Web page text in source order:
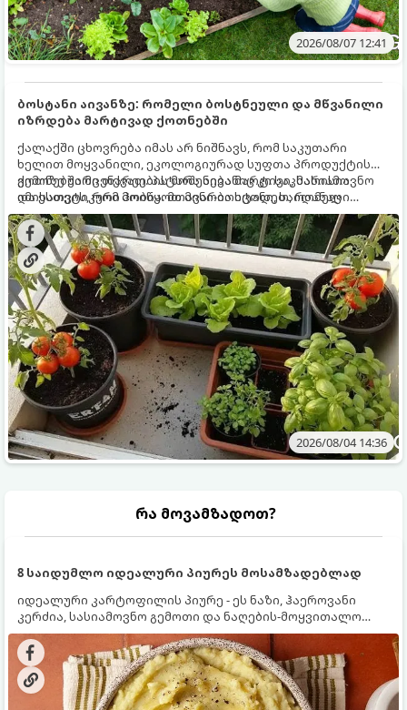
2026/08/07 12:41
ბოსტანი აივანზე: რომელი ბოსტნეული და მწვანილი
იზრდება მარტივად ქოთნებში
ქალაქში ცხოვრება იმას არ ნიშნავს, რომ საკუთარი
ხელით მოყვანილი, ეკოლოგიურად სუფთა პროდუქტის
გემოზე უარი თქვათ. პატარა აივანიც კი საკმარისია
იმისათვის, რომ მოიწყოთ მინი-ბოსტანი, საიდანაც
ყოველდღიურად ახალ, არომატულ მწვანილსა და
ბოსტნეულს მოკრეფთ.
ქოთნებში მცენარეების მოშენება მარტივი, სასიამოვნო
და ესთეტიკური ჰობია. მთავარია იცოდეთ, რომელი
კულტურები ეგუებიან ქოთნის პირობებს ყველაზე კარგად
და როგორ მოუაროთ მათ სწორად.
2026/08/04 14:36
რა მოვამზადოთ?
8 საიდუმლო იდეალური პიურეს მოსამზადებლად
იდეალური კარტოფილის პიურე - ეს ნაზი, ჰაეროვანი
კერძია, სასიამოვნო გემოთი და ნაღების-მოყვითალო
ფერით. მისი მომზადება ძალიან მარტივია, მაგრამ
არსებობს რამდენიმე საიდუმლო, რომლებიც უნდა
იცოდეთ, რომ პიურე იდეალურად გემრიელი გამოვიდეს.